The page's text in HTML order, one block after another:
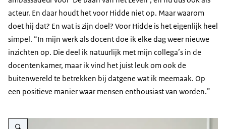
acteur. En daar houdt het voor Hidde niet op. Maar waarom
doet hij dat? En wat is zijn doel? Voor Hidde is het eigenlijk heel
simpel. “In mijn werk als docent doe ik elke dag weer nieuwe
inzichten op. Die deel ik natuurlijk met mijn collega’s in de
docentenkamer, maar ik vind het juist leuk om ook de
buitenwereld te betrekken bij datgene wat ik meemaak. Op
een positieve manier waar mensen enthousiast van worden.”
Vergroot afbeelding Screenshot uit YouTube-video van Dylan Haegens